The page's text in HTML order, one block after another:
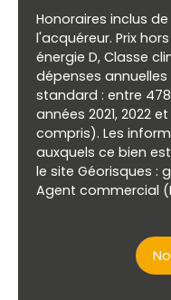
Honoraires inclus
l'acquéreur. Prix
énergie D, Classe
dépenses
standard : entre
années 2021, 2022
compris). Les
auxquels ce bien
le site Géorisques :
Agent commercial